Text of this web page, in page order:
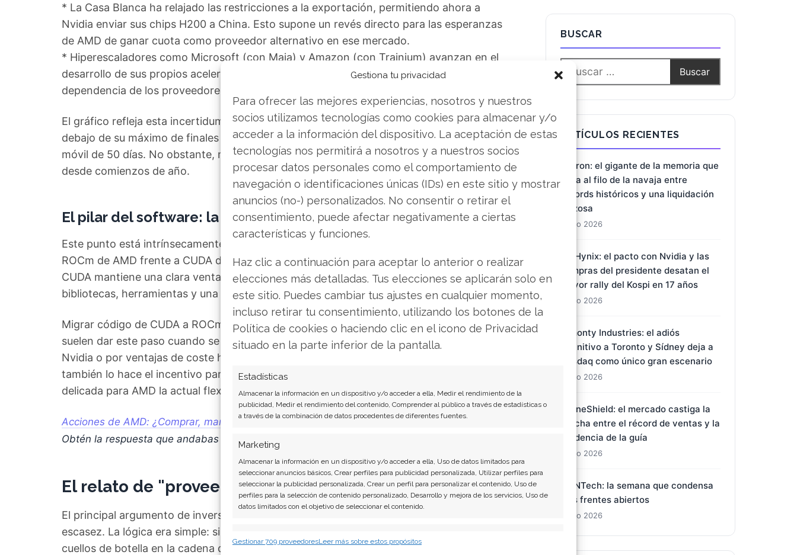
Gestiona tu privacidad
Para ofrecer las mejores experiencias, nosotros y nuestros
socios utilizamos tecnologías como cookies para almacenar y/o
acceder a la información del dispositivo. La aceptación de estas
tecnologías nos permitirá a nosotros y a nuestros socios
procesar datos personales como el comportamiento de
navegación o identificaciones únicas (IDs) en este sitio y mostrar
anuncios (no-) personalizados. No consentir o retirar el
consentimiento, puede afectar negativamente a ciertas
características y funciones.
Haz clic a continuación para aceptar lo anterior o realizar
elecciones más detalladas. Tus elecciones se aplicarán solo en
este sitio. Puedes cambiar tus ajustes en cualquier momento,
incluso retirar tu consentimiento, utilizando los botones de la
Política de cookies o haciendo clic en el icono de Privacidad
situado en la parte inferior de la pantalla.
Estadísticas
Almacenar la información en un dispositivo y/o acceder a ella, Medir el rendimiento de la
publicidad, Medir el rendimiento del contenido, Comprender al público a través de estadísticas o
a través de la combinación de datos procedentes de diferentes fuentes.
Marketing
Almacenar la información en un dispositivo y/o acceder a ella, Uso de datos limitados para
seleccionar anuncios básicos, Crear perfiles para publicidad personalizada, Utilizar perfiles para
seleccionar la publicidad personalizada, Crear un perfil para personalizar el contenido, Uso de
perfiles para la selección de contenido personalizado, Desarrollo y mejora de los servicios, Uso de
datos limitados con el objetivo de seleccionar el contenido.
Gestionar 709 proveedoresLeer más sobre estos propósitos
* La Casa Blanca ha relajado las restricciones a la exportación, permitiendo ahora a
Nvidia enviar sus chips H200 a China. Esto supone un revés directo para las esperanzas
de AMD de ganar cuota como proveedor alternativo en ese mercado.
* Hiperescaladores como Microsoft (con Maia) y Amazon (con Trainium) avanzan en el
desarrollo de sus propios aceleradores de IA, lo que a largo plazo podría reducir su
dependencia de los proveedores tradicionales de GPUs.
El gráfico refleja esta incertidumbre: la acción cotiza aproximadamente un 20% por
debajo de su máximo de finales de octubre y cerca de un 19% por debajo de su media
móvil de 50 días. No obstante, mantiene una apreciación significativa de más del 50%
desde comienzos de año.
El pilar del software: la ventaja competitiva de Nvidia
Este punto está intrínsecamente ligado al debate sobre las plataformas de software:
ROCm de AMD frente a CUDA de Nvidia. AMD mejora continuamente su software, pero
CUDA mantiene una clara ventaja con efectos de red formidables: innumerables
bibliotecas, herramientas y una base de desarrolladores masiva.
Migrar código de CUDA a ROCm es un proceso complejo y costoso. Los equipos solo
suelen dar este paso cuando se ven obligados, ya sea por escasez de capacidad de
Nvidia o por ventajas de coste hardware significativas. Si el factor escasez desaparece,
también lo hace el incentivo para invertir en esa migración. Esto es lo que hace tan
delicada para AMD la actual flexibilización de las exportaciones de Nvidia.
Acciones de AMD: ¿Comprar, mantener o vender? Descarga gratuita de tu análisis de AMD
Obtén la respuesta que andabas buscando.
El relato de "proveedor alternativo" pierde fuerza
El principal argumento de inversión en IA para AMD se ha basado históricamente en la
escasez. La lógica era simple: si Nvidia no puede atender a todos los clientes debido a
cuellos de botella en la cadena de suministro, y las restricciones a China limitan aún más
BUSCAR
baila al filo de la navaja entre
récords históricos y una liquidación
forzosa
SK Hynix: el pacto con Nvidia y las
compras del presidente desatan el
mayor rally del Kospi en 17 años
Almonty Industries: el adiós
definitivo a Toronto y Sídney deja a
Nasdaq como único gran escenario
DroneShield: el mercado castiga la
brecha entre el récord de ventas y la
prudencia de la guía
1 Ago 2026